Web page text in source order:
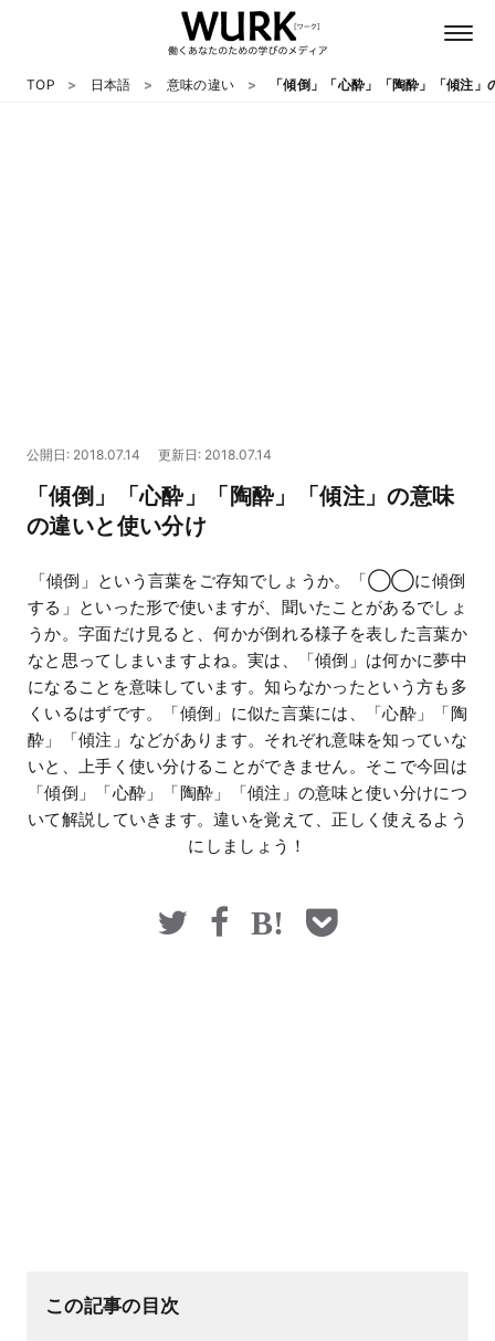
マネー
TOP 日本語 意味の違い 「傾倒」「心酔」「陶酔」「傾注
公開日: 2018.07.14 更新日: 2018.07.14
「傾倒」「心酔」「陶酔」「傾注」の意味
の違いと使い分け
「傾倒」という言葉をご存知でしょうか。「◯◯に傾倒
する」といった形で使いますが、聞いたことがあるでしょ
うか。字面だけ見ると、何かが倒れる様子を表した言葉か
なと思ってしまいますよね。実は、「傾倒」は何かに夢中
になることを意味しています。知らなかったという方も多
くいるはずです。「傾倒」に似た言葉には、「心酔」「陶
酔」「傾注」などがあります。それぞれ意味を知っていな
いと、上手く使い分けることができません。そこで今回は
「傾倒」「心酔」「陶酔」「傾注」の意味と使い分けにつ
いて解説していきます。違いを覚えて、正しく使えるよう
にしましょう！
この記事の目次